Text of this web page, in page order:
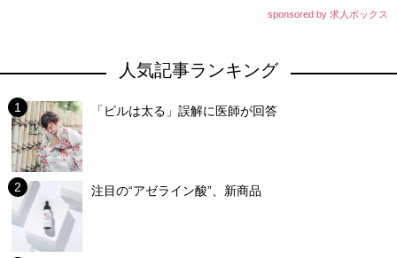
sponsored by 求人ボックス
人気記事ランキング
「ピルは太る」誤解に医師が回答
注目の“アゼライン酸”、新商品